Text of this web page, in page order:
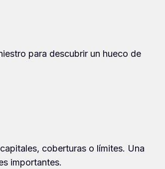
para descubrir un hueco de
coberturas o límites. Una
importantes.